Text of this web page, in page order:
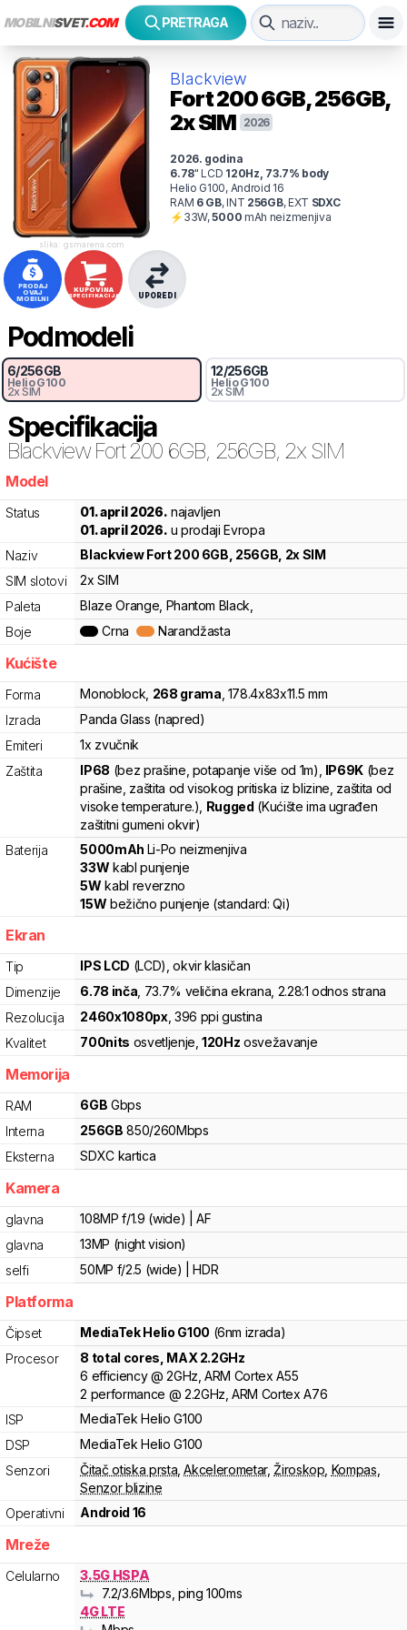
MOBILNISVET.COM PRETRAGA
slika: gsmarena.com
Blackview
Fort 2006GB, 256GB,
2x SIM 2026
2026. godina
6.78" LCD 120Hz 73.7% body
Helio G100, Android 16
RAM 6GB,INT 256GB,EXT SDXC
⚡ 33W,5000 mAh neizmenjiva
PRODAJ
OVAJ
MOBILNI
KUPOVINA
SPECIFIKACIJA UPOREDI
Podmodeli
6/256GB
Helio G100
2x SIM
12/256GB
Helio G100
2x SIM
Specifikacija
Blackview Fort 200 6GB, 256GB, 2x SIM
Model
Status 01. april 2026. najavljen
01. april 2026. u prodaji Evropa
Naziv
Blackview Fort 200 6GB, 256GB, 2x SIM
SIM slotovi
2x SIM
Paleta
Blaze Orange, Phantom Black,
Boje
Crna Narandžasta
Kućište
Forma Monoblock 268 grama 178.4x83x11.5 mm
Izrada
Panda Glass (napred)
Emiteri
1x zvučnik
Zaštita
IP68 (bez prašine, potapanje više od 1m) IP69K (bez
prašine, zaštita od visokog pritiska iz blizine, zaštita od
visoke temperature.) Rugged (Kućište ima ugrađen
zaštitni gumeni okvir)
Baterija
5000mAh Li-Po neizmenjiva
33W kabl punjenje
5W kabl reverzno
15W bežično punjenje (standard: Qi)
Ekran
Tip IPS LCD (LCD) , okvir klasičan
Dimenzije
6.78 inča , 73.7% veličina ekrana , 2.28:1 odnos strana
Rezolucija
2460x1080px, 396 ppi gustina
Kvalitet
700nits osvetljenje 120Hz osvežavanje
Memorija
RAM 6GB Gbps
Interna
256GB 850/260Mbps
Eksterna
SDXC kartica
Kamera
glavna
108MP f/1.9 (wide) | AF
glavna
13MP (night vision)
selfi
50MP f/2.5 (wide) | HDR
Platforma
Čipset MediaTekHelio G100 (6nm izrada)
Procesor
8 total cores , MAX 2.2GHz
6 efficiency @ 2GHz,ARM Cortex A55
2 performance @ 2.2GHz,ARM Cortex A76
ISP
MediaTek Helio G100
DSP
MediaTek Helio G100
Senzori
Čitač otiska prsta ,Akcelerometar,Žiroskop Kompas
Senzor blizine
Operativni
Android 16
Mreže
Celularno
3.5G HSPA
7.2/3.6Mbps , ping 100ms
4G LTE